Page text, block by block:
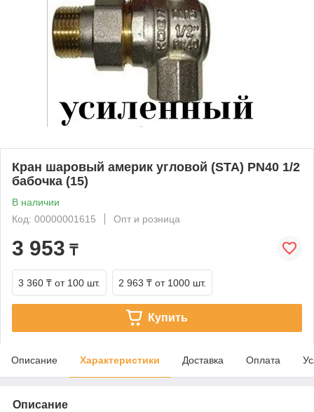
Кран шаровый америк угловой (STA) PN40 1/2
бабочка (15)
В наличии
Код: 00000001615
Опт и розница
3 953 ₸
3 360 ₸ от 100 шт. 2 963 ₸ от 1000 шт.
Купить
Описание Характеристики Доставка Оплата
Описание